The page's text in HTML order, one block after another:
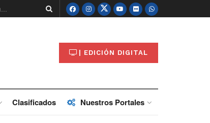
| EDICIÓN DIGITAL
Clasificados Nuestros Portales